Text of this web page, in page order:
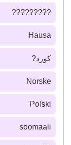
?????????
Hausa
كورد?
Norske
Polski
soomaali